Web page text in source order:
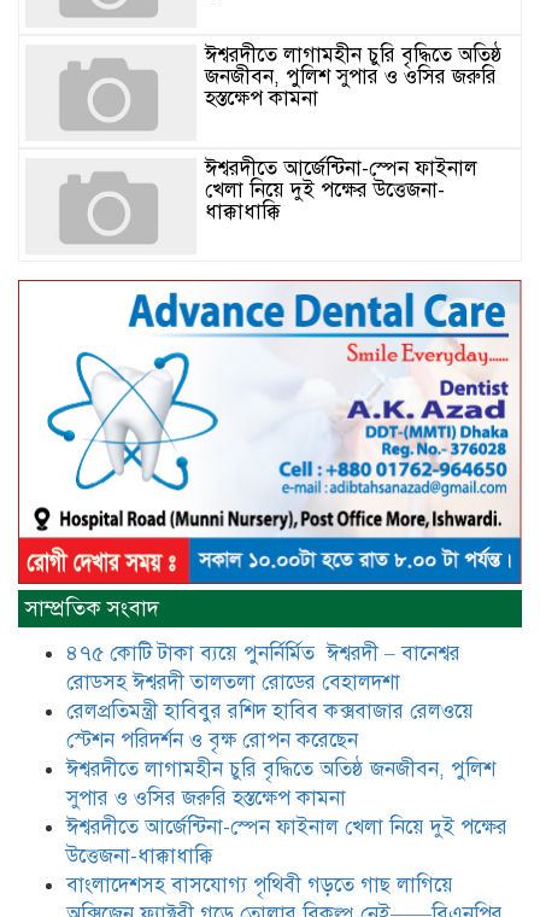
ঈশ্বরদীতে লাগামহীন চুরি বৃদ্ধিতে অতিষ্ঠ
জনজীবন, পুলিশ সুপার ও ওসির জরুরি
হস্তক্ষেপ কামনা ​
ঈশ্বরদীতে আর্জেন্টিনা-স্পেন ফাইনাল
খেলা নিয়ে দুই পক্ষের উত্তেজনা-
ধাক্কাধাক্কি
বাংলাদেশসহ বাসযোগ্য পৃথিবী গড়তে
গাছ লাগিয়ে অক্সিজেন ফ্যাক্টরী গড়ে
তোলার বিকল্প নেই——বিএনপির
কেন্দ্রিয় নেতা সাবেক এমপি বীর
মুক্তিযোদ্ধা সিরাজুল ইসলাম সরদার
আটঘরিয়ায় বিএনপি নেতার ভাতিজাকে ছাত্রলীগের সাধারণ
​​অবৈধ অর্থ বা পেশীশক্তি না থাকলে
রাজনীতিতে টিকে থাকার একমাত্র উপায়
বিএনপির কেন্দ্রিয় নেতা সিরাজুল ইসলাম
সরদার
মধুমতি এক্সপ্রেস ট্রেনে রেলওয়ে জেলা
ডিবি টিমের বিশেষ অভিযানে রতন লাল
বিশ্বাসকে ৫০ বোতল কোডিন যুক্ত
সিরাপসহ গ্রেফতার
ঈশ্বরদীতে বিএনপি নেত্রীর বিরুদ্ধে জমি ও
দোকান দখলের চেষ্টার অভিযোগে সংবাদ
সম্মেলন
সাম্প্রতিক সংবাদ
৪৭৫ কোটি টাকা ব্যয়ে পুনর্নির্মিত ঈশ্বরদী – বানেশ্বর
রোডসহ ঈশ্বরদী তালতলা রোডের বেহালদশা
রেলপ্রতিমন্ত্রী হাবিবুর রশিদ হাবিব কক্সবাজার রেলওয়ে
স্টেশন পরিদর্শন ও বৃক্ষ রোপন করেছেন
ঈশ্বরদীতে লাগামহীন চুরি বৃদ্ধিতে অতিষ্ঠ জনজীবন, পুলিশ
সুপার ও ওসির জরুরি হস্তক্ষেপ কামনা ​
ঈশ্বরদীতে আর্জেন্টিনা-স্পেন ফাইনাল খেলা নিয়ে দুই পক্ষের
উত্তেজনা-ধাক্কাধাক্কি
বাংলাদেশসহ বাসযোগ্য পৃথিবী গড়তে গাছ লাগিয়ে